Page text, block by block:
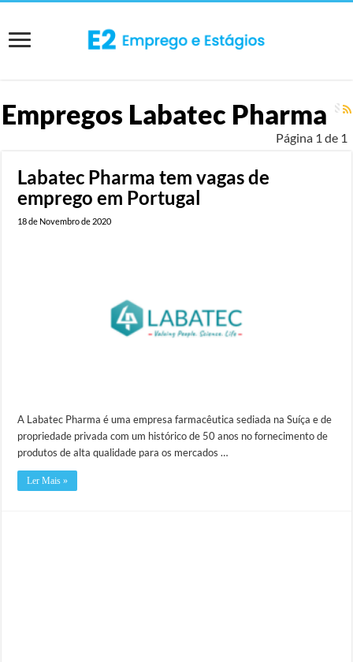
Empregos Labatec Pharma
Página 1 de 1
Labatec Pharma tem vagas de
emprego em Portugal
18 de Novembro de 2020
A Labatec Pharma é uma empresa farmacêutica sediada na Suíça e de
propriedade privada com um histórico de 50 anos no fornecimento de
produtos de alta qualidade para os mercados …
Ler Mais »